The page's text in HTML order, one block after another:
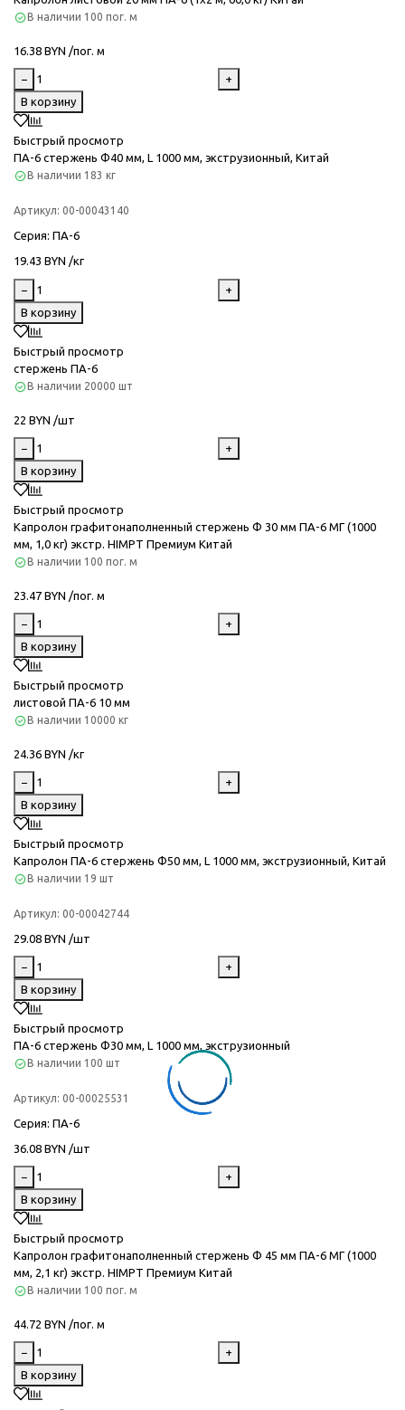
В наличии 100 пог. м
16.38 BYN /пог. м
−
+
В корзину
Быстрый просмотр
ПА-6 стержень Ф40 мм, L 1000 мм, экструзионный, Китай
В наличии 183 кг
Артикул: 00-00043140
Серия: ПА-6
19.43 BYN /кг
−
+
В корзину
Быстрый просмотр
стержень ПА-6
В наличии 20000 шт
22 BYN /шт
−
+
В корзину
Быстрый просмотр
Капролон графитонаполненный стержень Ф 30 мм ПА-6 МГ (1000
мм, 1,0 кг) экстр. HIMPT Премиум Китай
В наличии 100 пог. м
23.47 BYN /пог. м
−
+
В корзину
Быстрый просмотр
листовой ПА-6 10 мм
В наличии 10000 кг
24.36 BYN /кг
−
+
В корзину
Быстрый просмотр
Капролон ПА-6 стержень Ф50 мм, L 1000 мм, экструзионный, Китай
В наличии 19 шт
Артикул: 00-00042744
29.08 BYN /шт
−
+
В корзину
Быстрый просмотр
ПА-6 стержень Ф30 мм, L 1000 мм, экструзионный
В наличии 100 шт
Артикул: 00-00025531
Серия: ПА-6
36.08 BYN /шт
−
+
В корзину
Быстрый просмотр
Капролон графитонаполненный стержень Ф 45 мм ПА-6 МГ (1000
мм, 2,1 кг) экстр. HIMPT Премиум Китай
В наличии 100 пог. м
44.72 BYN /пог. м
−
+
В корзину